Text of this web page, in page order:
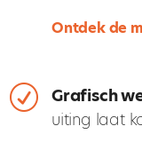
Ontdek de
R Grafisch
uiting laat